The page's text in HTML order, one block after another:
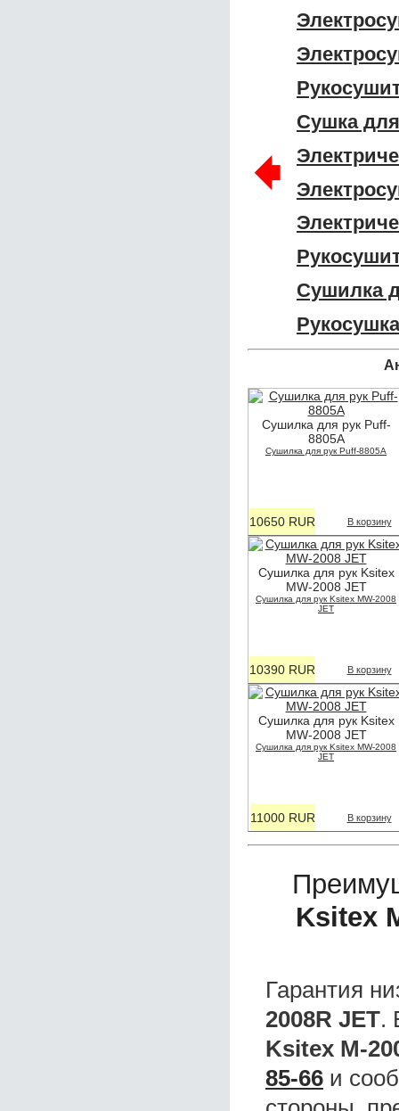
Сушка
Сушилка
🠸
Сушилка для рук Puff-
8805А
Сушилка для рук Puff-8805А
10650 RUR В корзину
Сушилка для рук Ksitex
MW-2008 JET
Сушилка для рук Ksitex MW-2008
JET
10390 RUR В корзину
Сушилка для рук Ksitex
MW-2008 JET
Сушилка для рук Ksitex MW-2008
JET
11000 RUR В корзину
Ksitex
Гарантия
2008R JET.
Ksitex M-
85-66 и